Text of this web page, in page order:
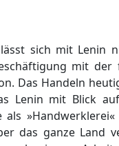
sich mit Lenin
mit der
Das Handeln
Lenin mit Blick
das ganze Land